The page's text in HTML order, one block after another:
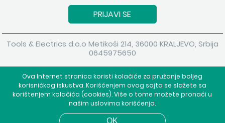
Ova Internet stranica koristi kolačiće za pružanje boljeg
korisničkog iskustva. Korišćenjem ovog sajta se slažete sa
korištenjem kolačića (cookies). Više o tome možete pronaći u
našim uslovima korišćenja.
PRIJAVI SE
Tools & Electrics d.o.o Metikoši 214, 36000 KRALJEVO, Srbija
0645975650
Powered byshopen.com